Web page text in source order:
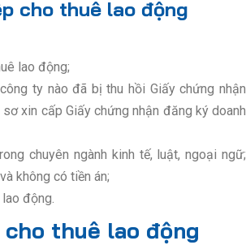
cho thuê lao động
lao động;
ty nào đã bị thu hồi Giấy chứng nhận
xin cấp Giấy chứng nhận đăng ký doanh
chuyên ngành kinh tế, luật, ngoại ngữ;
không có tiền án;
động.
thuê lao động